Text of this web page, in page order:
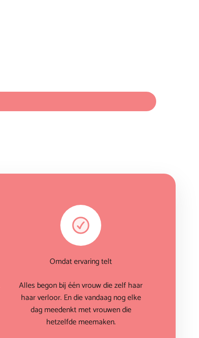
Omdat ervaring telt
Alles begon bij één vrouw die zelf haar
haar verloor. En die vandaag nog elke
dag meedenkt met vrouwen die
hetzelfde meemaken.